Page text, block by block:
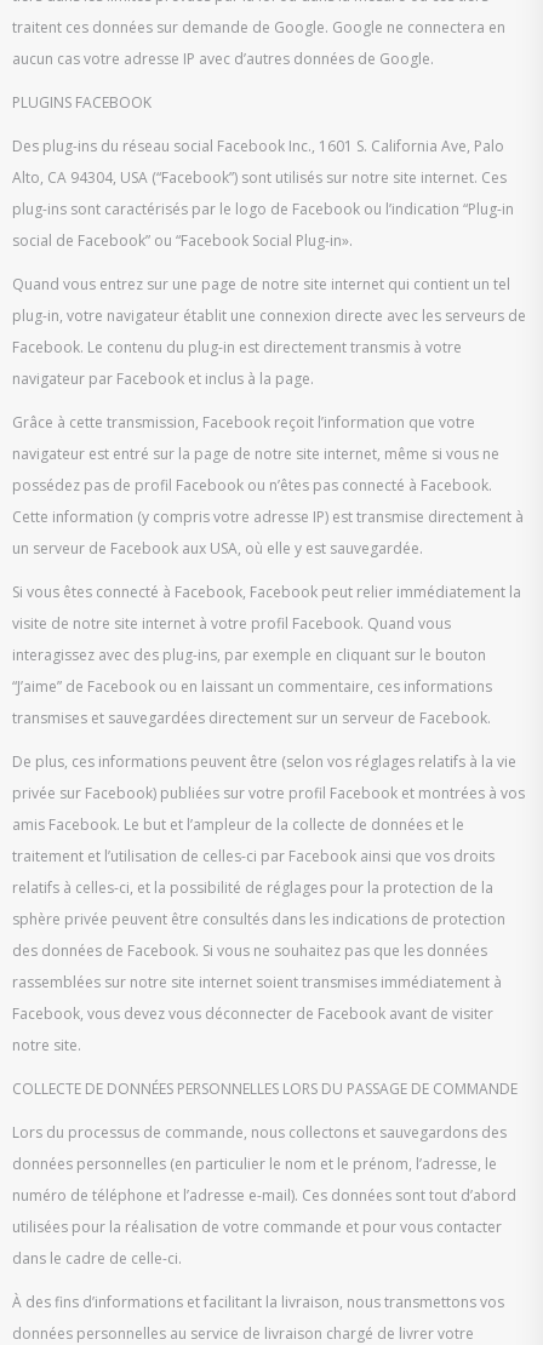
traitent ces données sur demande de Google. Google ne connectera en
aucun cas votre adresse IP avec d’autres données de Google.
PLUGINS FACEBOOK
Des plug-ins du réseau social Facebook Inc., 1601 S. California Ave, Palo
Alto, CA 94304, USA (“Facebook”) sont utilisés sur notre site internet. Ces
plug-ins sont caractérisés par le logo de Facebook ou l’indication “Plug-in
social de Facebook” ou “Facebook Social Plug-in».
Quand vous entrez sur une page de notre site internet qui contient un tel
plug-in, votre navigateur établit une connexion directe avec les serveurs de
Facebook. Le contenu du plug-in est directement transmis à votre
navigateur par Facebook et inclus à la page.
Grâce à cette transmission, Facebook reçoit l’information que votre
navigateur est entré sur la page de notre site internet, même si vous ne
possédez pas de profil Facebook ou n’êtes pas connecté à Facebook.
Cette information (y compris votre adresse IP) est transmise directement à
un serveur de Facebook aux USA, où elle y est sauvegardée.
Si vous êtes connecté à Facebook, Facebook peut relier immédiatement la
visite de notre site internet à votre profil Facebook. Quand vous
interagissez avec des plug-ins, par exemple en cliquant sur le bouton
“J’aime” de Facebook ou en laissant un commentaire, ces informations
transmises et sauvegardées directement sur un serveur de Facebook.
De plus, ces informations peuvent être (selon vos réglages relatifs à la vie
privée sur Facebook) publiées sur votre profil Facebook et montrées à vos
amis Facebook. Le but et l’ampleur de la collecte de données et le
traitement et l’utilisation de celles-ci par Facebook ainsi que vos droits
relatifs à celles-ci, et la possibilité de réglages pour la protection de la
sphère privée peuvent être consultés dans les indications de protection
des données de Facebook. Si vous ne souhaitez pas que les données
rassemblées sur notre site internet soient transmises immédiatement à
Facebook, vous devez vous déconnecter de Facebook avant de visiter
notre site.
COLLECTE DE DONNÉES PERSONNELLES LORS DU PASSAGE DE COMMANDE
Lors du processus de commande, nous collectons et sauvegardons des
données personnelles (en particulier le nom et le prénom, l’adresse, le
numéro de téléphone et l’adresse e-mail). Ces données sont tout d’abord
utilisées pour la réalisation de votre commande et pour vous contacter
dans le cadre de celle-ci.
À des fins d’informations et facilitant la livraison, nous transmettons vos
données personnelles au service de livraison chargé de livrer votre